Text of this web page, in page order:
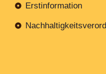
Erstinformation